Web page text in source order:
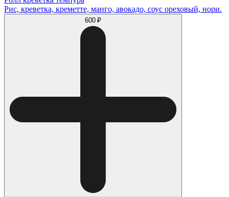
Рис, креветка, креметте, манго, авокадо, соус ореховый, нори.
600 ₽